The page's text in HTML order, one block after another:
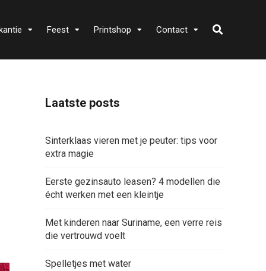
Feest Printshop Contact
Laatste posts
Sinterklaas vieren met je peuter: tips voor
extra magie
Eerste gezinsauto leasen? 4 modellen die
écht werken met een kleintje
Met kinderen naar Suriname, een verre reis
die vertrouwd voelt
Spelletjes met water